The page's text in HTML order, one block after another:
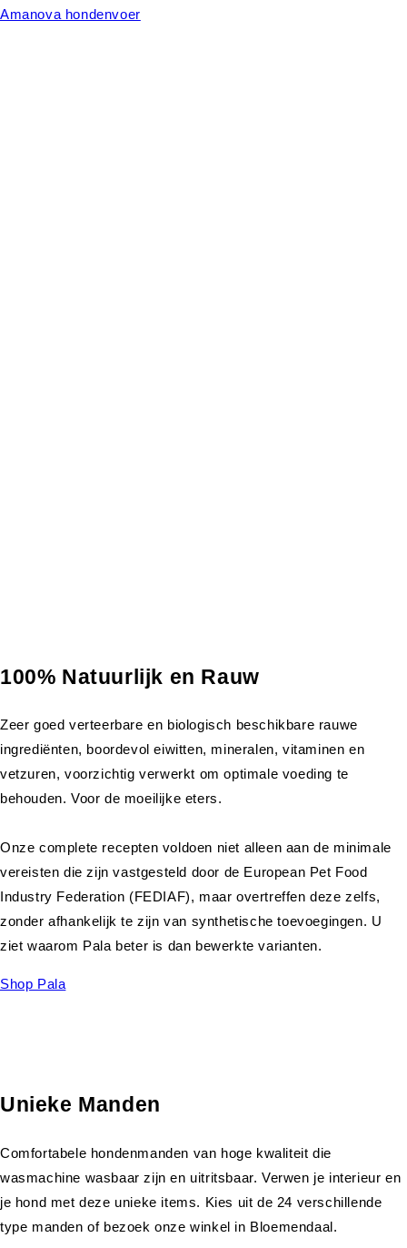
Amanova hondenvoer
100% Natuurlijk en Rauw
Zeer goed verteerbare en biologisch beschikbare rauwe
ingrediënten, boordevol eiwitten, mineralen, vitaminen en
vetzuren, voorzichtig verwerkt om optimale voeding te
behouden. Voor de moeilijke eters.
Onze complete recepten voldoen niet alleen aan de minimale
vereisten die zijn vastgesteld door de European Pet Food
Industry Federation (FEDIAF), maar overtreffen deze zelfs,
zonder afhankelijk te zijn van synthetische toevoegingen. U
ziet waarom Pala beter is dan bewerkte varianten.
Shop Pala
Unieke Manden
Comfortabele hondenmanden van hoge kwaliteit die
wasmachine wasbaar zijn en uitritsbaar. Verwen je interieur en
je hond met deze unieke items. Kies uit de 24 verschillende
type manden of bezoek onze winkel in Bloemendaal.